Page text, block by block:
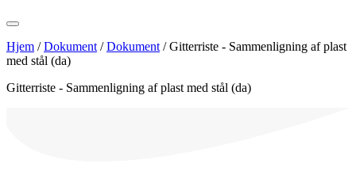
Hjem /Dokument /Dokument /Gitterriste - Sammenligning af plast
med stål (da)
Gitterriste - Sammenligning af plast med stål (da)